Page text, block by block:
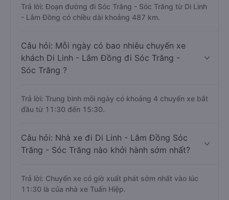
Trả lời: Đoạn đường đi Sóc Trăng - Sóc Trăng từ Di Linh
- Lâm Đồng có chiều dài khoảng 487 km.
Câu hỏi: Mỗi ngày có bao nhiêu chuyến xe
khách Di Linh - Lâm Đồng đi Sóc Trăng -
Sóc Trăng ?
Trả lời: Trung bình mỗi ngày có khoảng 4 chuyến xe bắt
đầu từ 11:30 đến 15:30.
Câu hỏi: Nhà xe đi Di Linh - Lâm Đồng Sóc
Trăng - Sóc Trăng nào khởi hành sớm nhất?
Trả lời: Chuyến xe có giờ xuất phát sớm nhất vào lúc
11:30 là của nhà xe Tuấn Hiệp.